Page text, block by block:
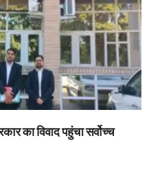
का विवाद पहुंचा सर्वोच्च